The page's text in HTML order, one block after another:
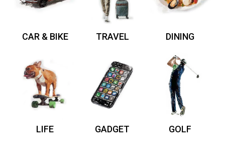
CAR & BIKE TRAVEL DINING
LIFE GADGET GOLF